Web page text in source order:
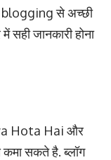
blogging से अच्छी
सही जानकारी होना
Hota Hai और
सकते है. ब्लॉग